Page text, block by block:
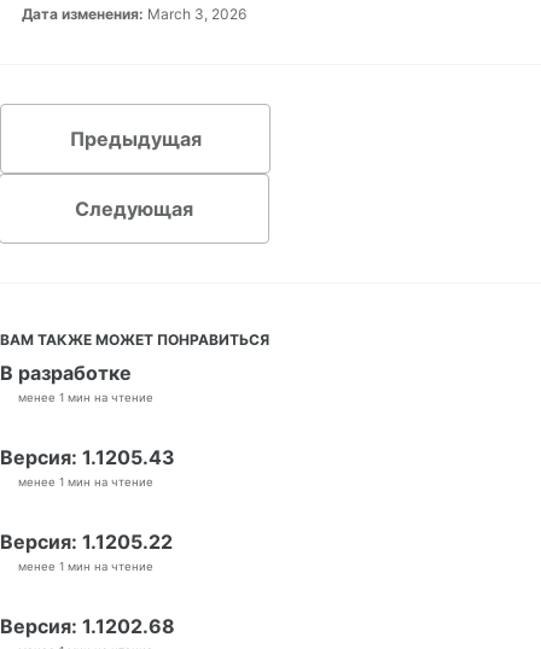
Дата изменения: March 3, 2026
Предыдущая
Следующая
ВАМ ТАКЖЕ МОЖЕТ ПОНРАВИТЬСЯ
В разработке
менее 1 мин на чтение
Версия: 1.1205.43
менее 1 мин на чтение
Версия: 1.1205.22
менее 1 мин на чтение
Версия: 1.1202.68